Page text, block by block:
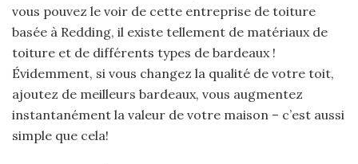
vous pouvez le voir de cette entreprise de toiture
basée à Redding, il existe tellement de matériaux de
toiture et de différents types de bardeaux !
Évidemment, si vous changez la qualité de votre toit,
ajoutez de meilleurs bardeaux, vous augmentez
instantanément la valeur de votre maison – c’est aussi
simple que cela!